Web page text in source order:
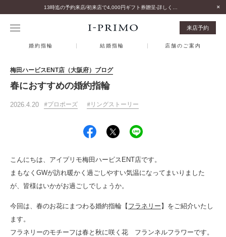
来店予約
婚約指輪 結婚指輪 店舗のご案内
梅田ハービスENT店（大阪府）ブログ
春におすすめの婚約指輪
2026.4.20 プロポーズ リングストーリー
こんにちは、アイプリモ梅田ハービスENT店です。
まもなくGWが訪れ暖かく過ごしやすい気温になってまいりました
が、皆様はいかがお過ごしでしょうか。
今回は、春のお花にまつわる婚約指輪【 フラネリー 】をご紹介いたし
ます。
フラネリーのモチーフは春と秋に咲く花 フランネルフラワーです。